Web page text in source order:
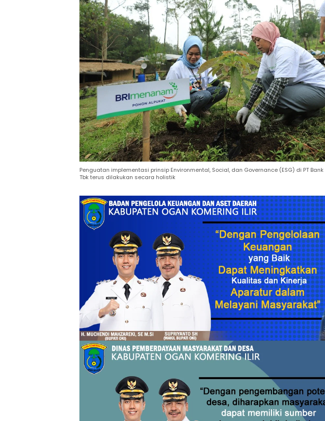
Penguatan implementasi prinsip Environmental, Social, dan Governance (ESG) di PT
Tbk terus dilakukan secara holistik